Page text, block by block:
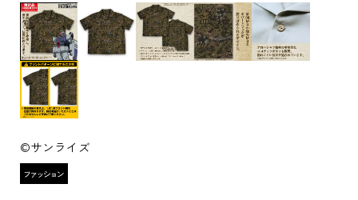
©サンライズ